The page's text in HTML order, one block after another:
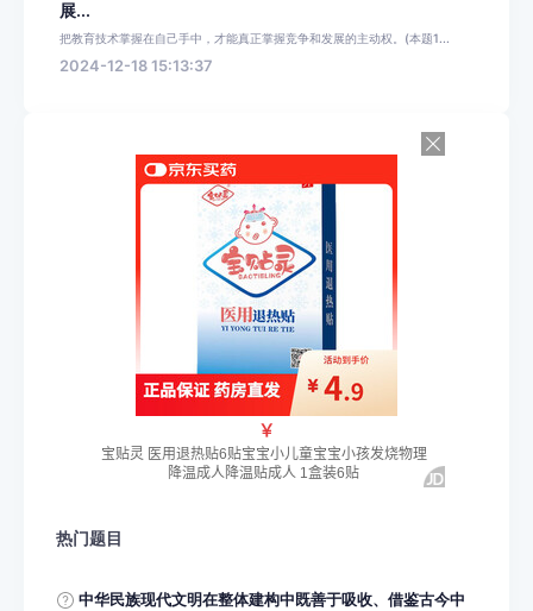
展...
把教育技术掌握在自己手中，才能真正掌握竞争和发展的主动权。(本题1...
2024-12-18 15:13:37
热门题目
中华民族现代文明在整体建构中既善于吸收、借鉴古今中